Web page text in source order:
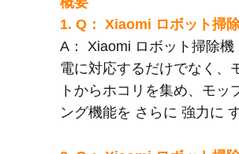
1. Q： Xiaomi ロボット掃
A：
Xiaomi ロボット掃除
電に対応するだけでなく、
トからホコリを集め、モ
ング機能を さらに 強力に す